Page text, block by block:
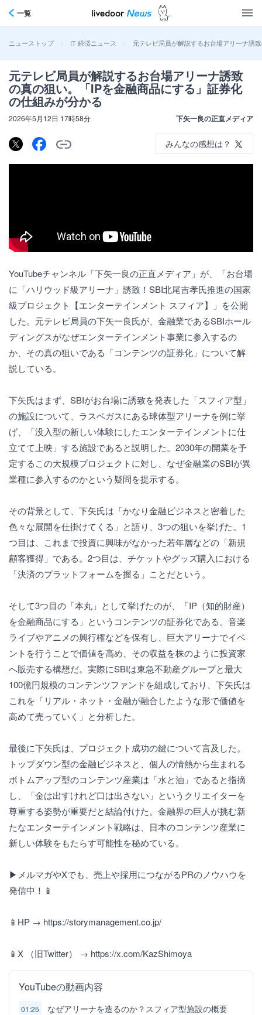
一覧
ニューストップ > IT 経済ニュース > 元テレビ局員が解説するお台場アリーナ誘
元テレビ局員が解説するお台場アリーナ誘致
の真の狙い。「IPを金融商品にする」証券化
の仕組みが分かる
2026年5月12日 17時58分 下矢一良の正直メディア
みんなの感想は？
YouTubeチャンネル「下矢一良の正直メディア」が、「お台場
に「ハリウッド級アリーナ」誘致！SBI北尾吉孝氏推進の国家
級プロジェクト【エンターテインメント スフィア】」を公開
した。元テレビ局員の下矢一良氏が、金融業であるSBIホール
ディングスがなぜエンターテインメント事業に参入するの
か、その真の狙いである「コンテンツの証券化」について解
説している。
下矢氏はまず、SBIがお台場に誘致を発表した「スフィア型」
の施設について、ラスベガスにある球体型アリーナを例に挙
げ、「没入型の新しい体験にしたエンターテインメントに仕
立てて上映」する施設であると説明した。2030年の開業を予
定するこの大規模プロジェクトに対し、なぜ金融業のSBIが異
業種に参入するのかという疑問を提示する。
その背景として、下矢氏は「かなり金融ビジネスと密着した
色々な展開を仕掛けてくる」と語り、3つの狙いを挙げた。1
つ目は、これまで投資に興味がなかった若年層などの「新規
顧客獲得」である。2つ目は、チケットやグッズ購入における
「決済のプラットフォームを握る」ことだという。
そして3つ目の「本丸」として挙げたのが、「IP（知的財産）
を金融商品にする」というコンテンツの証券化である。音楽
ライブやアニメの興行権などを保有し、巨大アリーナでイベ
ントを行うことで価値を高め、その収益を株のように投資家
へ販売する構想だ。実際にSBIは東急不動産グループと最大
100億円規模のコンテンツファンドを組成しており、下矢氏は
これを「リアル・ネット・金融が融合したような形で価値を
高めて売っていく」と分析した。
最後に下矢氏は、プロジェクト成功の鍵について言及した。
トップダウン型の金融ビジネスと、個人の情熱から生まれる
ボトムアップ型のコンテンツ産業は「水と油」であると指摘
し、「金は出すけれど口は出さない」というクリエイターを
尊重する姿勢が重要だと結論付けた。金融界の巨人が挑む新
たなエンターテインメント戦略は、日本のコンテンツ産業に
新しい体験をもたらす可能性を秘めている。
▶メルマガやXでも、売上や採用につながるPRのノウハウを
発信中！📱
📱HP → https://storymanagement.co.jp/
📱X （旧Twitter） → https://x.com/KazShimoya
YouTubeの動画内容
01:25 なぜアリーナを造るのか？スフィア型施設の概要